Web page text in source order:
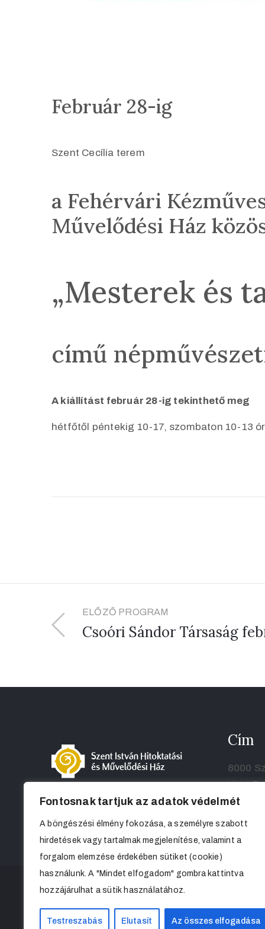
Fontosnak tartjuk az adatok védelmét
A böngészési élmény fokozása, a személyre szabott
hirdetések vagy tartalmak megjelenítése, valamint a
forgalom elemzése érdekében sütiket (cookie)
használunk. A "Mindet elfogadom" gombra kattintva
hozzájárulhat a sütik használatához.
Testreszabás Elutasít Az összes elfogadása
Február 28-ig
Szent Cecília terem
a Fehérvári
Művelődési Ház
„Mesterek és
című
A kiállítást február 28-ig tekinthető meg
hétfőtől péntekig 10-17, szombaton 10-13
ELŐZŐ PROGRAM
Csoóri Sándor Társaság
Cím
8000
Liszt